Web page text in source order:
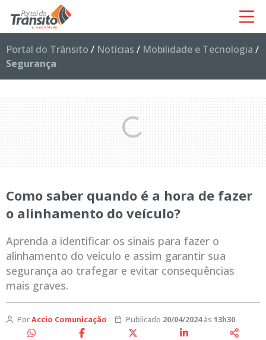
Portal do Trânsito / Notícias / Mobilidade e Tecnologia /
Segurança
Como saber quando é a hora de fazer
o alinhamento do veículo?
Aprenda a identificar os sinais para fazer o
alinhamento do veículo e assim garantir sua
segurança ao trafegar e evitar consequências
mais graves.
PorAccio Comunicação Publicado 20/04/2024às 13h30